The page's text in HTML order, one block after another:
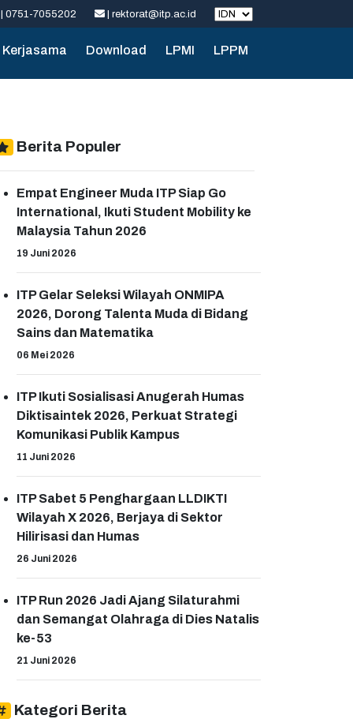
| 0751-7055202 | rektorat@itp.ac.id
Kerjasama Download LPMI LPPM
Berita Populer
Empat Engineer Muda ITP Siap Go
International, Ikuti Student Mobility ke
Malaysia Tahun 2026
19 Juni 2026
ITP Gelar Seleksi Wilayah ONMIPA
2026, Dorong Talenta Muda di Bidang
Sains dan Matematika
06 Mei 2026
ITP Ikuti Sosialisasi Anugerah Humas
Diktisaintek 2026, Perkuat Strategi
Komunikasi Publik Kampus
11 Juni 2026
ITP Sabet 5 Penghargaan LLDIKTI
Wilayah X 2026, Berjaya di Sektor
Hilirisasi dan Humas
26 Juni 2026
ITP Run 2026 Jadi Ajang Silaturahmi
dan Semangat Olahraga di Dies Natalis
ke-53
21 Juni 2026
Kategori Berita